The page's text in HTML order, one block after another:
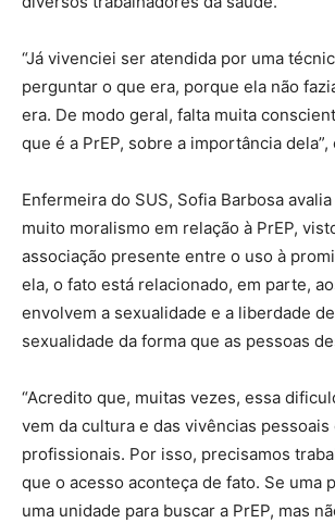
“Já vivenciei ser atendida por uma
perguntar o que era, porque ela não
era. De modo geral, falta muita
que é a PrEP, sobre a importância dela”,
Enfermeira do SUS, Sofia Barbosa
muito moralismo em relação à PrEP,
associação presente entre o uso à
ela, o fato está relacionado, em parte,
envolvem a sexualidade e a liberdade
sexualidade da forma que as pessoas
“Acredito que, muitas vezes, essa
vem da cultura e das vivências pessoais
profissionais. Por isso, precisamos
que o acesso aconteça de fato. Se uma
uma unidade para buscar a PrEP, mas